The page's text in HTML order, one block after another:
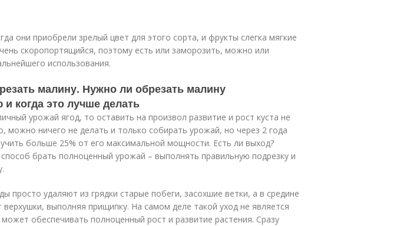
они приобрели зрелый цвет для этого сорта, и фрукты слегка мягкие
скоропортящийся, поэтому есть или заморозить, можно или
использования.
малину. Нужно ли обрезать малину
когда это лучше делать
урожай ягод, то оставить на произвол развитие и рост куста не
можно ничего не делать и только собирать урожай, но через 2 года
больше 25% от его максимальной мощности. Есть ли выход?
брать полноценный урожай ­– выполнять правильную подрезку и
просто удаляют из грядки старые побеги, засохшие ветки, а в средине
верхушки, выполняя прищипку. На самом деле такой уход не является
обеспечивать полноценный рост и развитие растения. Сразу